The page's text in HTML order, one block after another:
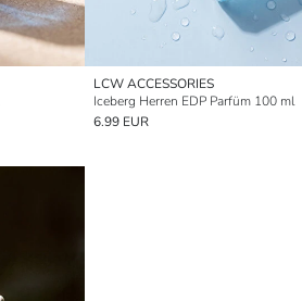
LCW ACCESSORIES
Iceberg Herren EDP Parfüm 100 ml
6.99 EUR